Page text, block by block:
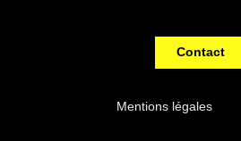
Contact
Mentions légales